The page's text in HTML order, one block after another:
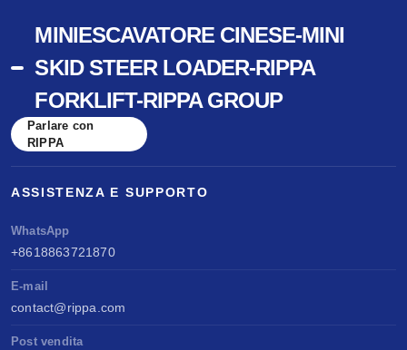
MINIESCAVATORE CINESE-MINI
SKID STEER LOADER-RIPPA
FORKLIFT-RIPPA GROUP
Parlare con
RIPPA
ASSISTENZA E SUPPORTO
WhatsApp
+8618863721870
E-mail
contact@rippa.com
Post vendita